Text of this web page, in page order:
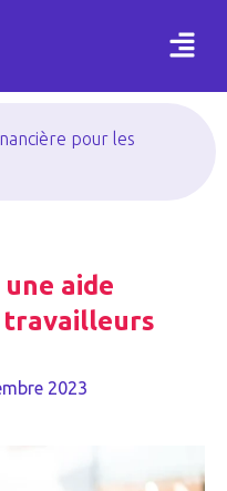
pour les
aide
2023